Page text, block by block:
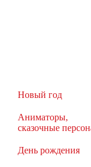
Новый год
Аниматоры,
сказочные
День рождения